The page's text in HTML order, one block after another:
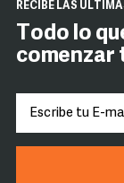
RECIBE LAS
Todo lo
comenzar